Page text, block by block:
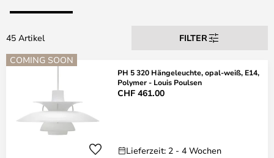
45 Artikel
FILTER
COMING SOON
PH 5 320 Hängeleuchte, opal-weiß, E14,
Polymer - Louis Poulsen
CHF 461.00
Lieferzeit: 2 - 4 Wochen